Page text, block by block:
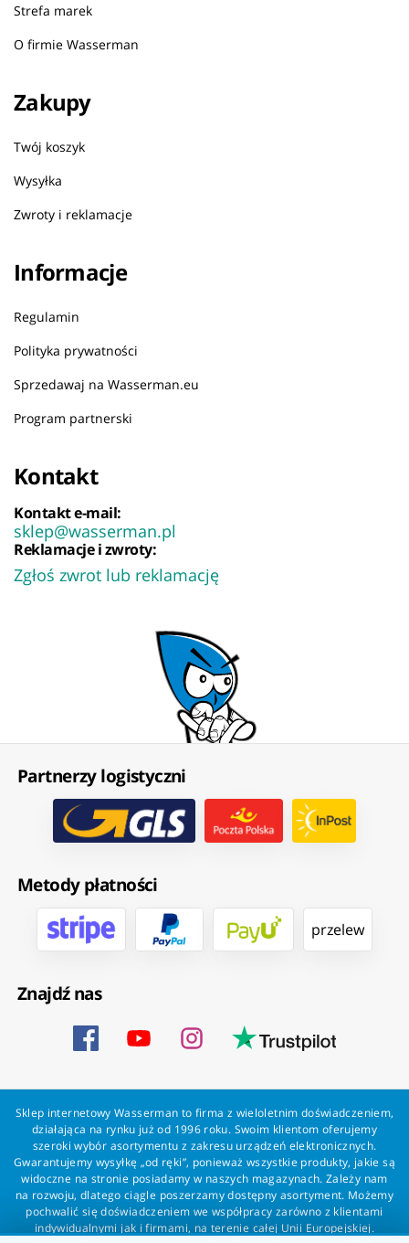
Strefa marek
O firmie Wasserman
Zakupy
Twój koszyk
Wysyłka
Zwroty i reklamacje
Informacje
Regulamin
Polityka prywatności
Sprzedawaj na Wasserman.eu
Program partnerski
Kontakt
Kontakt e-mail:
sklep@wasserman.pl
Reklamacje i zwroty:
Zgłoś zwrot lub reklamację
Partnerzy logistyczni
Metody płatności
przelew
Znajdź nas
Sklep internetowy Wasserman to firma z wieloletnim doświadczeniem,
działająca na rynku już od 1996 roku. Swoim klientom oferujemy
szeroki wybór asortymentu z zakresu urządzeń elektronicznych.
Gwarantujemy wysyłkę „od ręki”, ponieważ wszystkie produkty, jakie są
widoczne na stronie posiadamy w naszych magazynach. Zależy nam
na rozwoju, dlatego ciągle poszerzamy dostępny asortyment. Możemy
pochwalić się doświadczeniem we współpracy zarówno z klientami
indywidualnymi jak i firmami, na terenie całej Unii Europejskiej.